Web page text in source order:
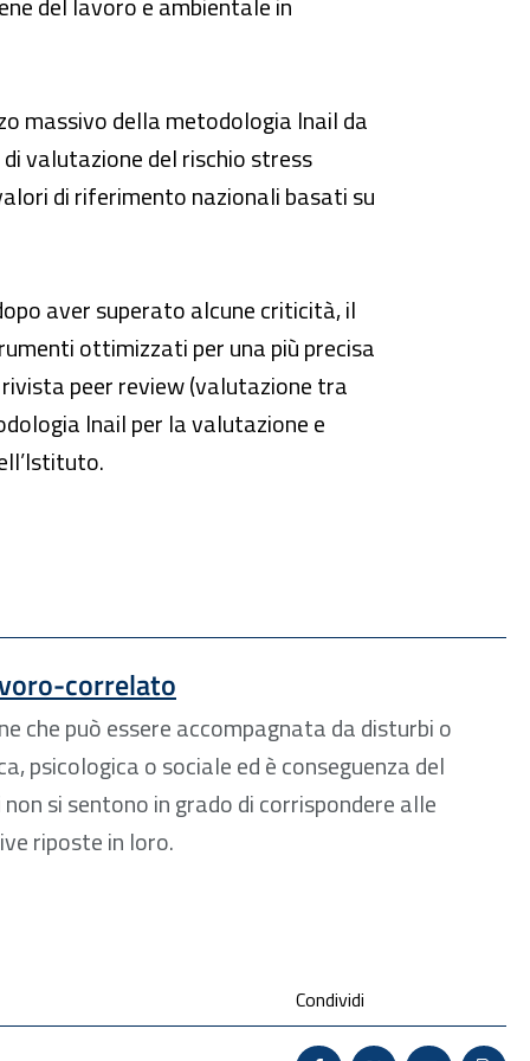
massivo della metodologia Inail da
valutazione del rischio stress
di riferimento nazionali basati su
aver superato alcune criticità, il
ottimizzati per una più precisa
peer review (valutazione tra
Inail per la valutazione e
correlato
che può essere accompagnata da disturbi o
psicologica o sociale ed è conseguenza del
si sentono in grado di corrispondere alle
riposte in loro.
Condividi